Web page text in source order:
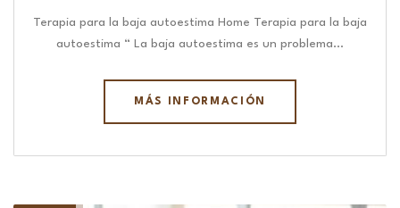
Terapia para la baja autoestima Home Terapia para la baja
autoestima “ La baja autoestima es un problema…
MÁS INFORMACIÓN